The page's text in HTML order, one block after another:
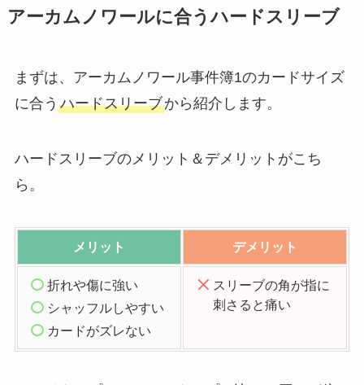
アーカムノワールに合うハードスリーブ
まずは、アーカムノワール事件簿1のカードサイズ
に合う ハードスリーブから紹介します。
ハードスリーブのメリット＆デメリットがこち
ら。
メリット デメリット
折れや傷に強い
シャッフルしやすい
カードがズレない
スリーブの角が指に
刺さると痛い